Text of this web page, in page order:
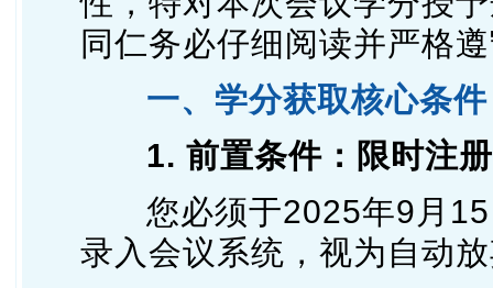
同仁务必仔细阅读并严格
一、学分获取核心条
1. 前置条件：限时注册
您必须于2025年9月
录入会议系统，视为自动